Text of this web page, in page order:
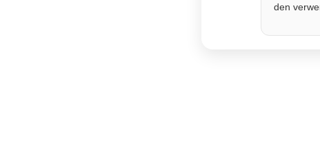
den